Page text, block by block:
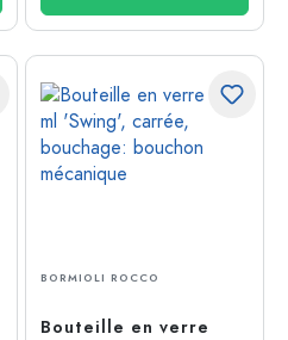
BORMIOLI ROCCO
Bouteille en verre